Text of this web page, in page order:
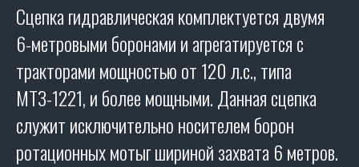
Сцепка гидравлическая комплектуется двумя
6-метровыми боронами и агрегатируется с
тракторами мощностью от 120 л.с., типа
МТЗ-1221, и более мощными. Данная сцепка
служит исключительно носителем борон
ротационных мотыг шириной захвата 6 метров.